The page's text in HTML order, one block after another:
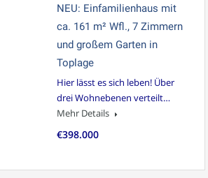
NEU: Einfamilienhaus mit
ca. 161 m² Wfl., 7 Zimmern
und großem Garten in
Toplage
Hier lässt es sich leben! Über
drei Wohnebenen verteilt…
Mehr Details
€398.000